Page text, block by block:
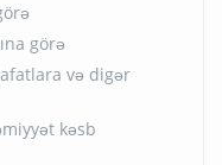
görə
və digər
kəsb